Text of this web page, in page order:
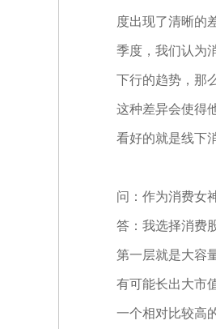
度出现了清晰的
季度，我们认为
下行的趋势，那
这种差异会使得
看好的就是线下
问：作为消费女
答：我选择消费
第一层就是大容
有可能长出大市
一个相对比较高